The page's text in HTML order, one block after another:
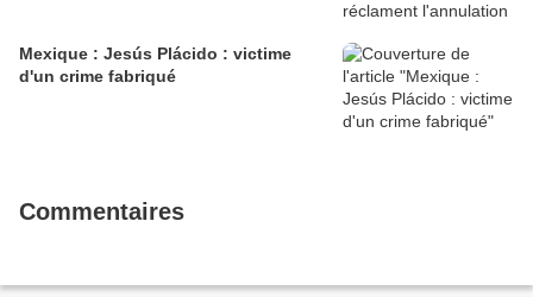
Mexique : Jesús Plácido : victime
d'un crime fabriqué
Commentaires